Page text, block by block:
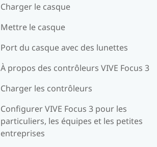
Charger le casque
Mettre le casque
Port du casque avec des lunettes
À propos des contrôleurs VIVE Focus 3
Charger les contrôleurs
Configurer VIVE Focus 3 pour les
particuliers, les équipes et les petites
entreprises